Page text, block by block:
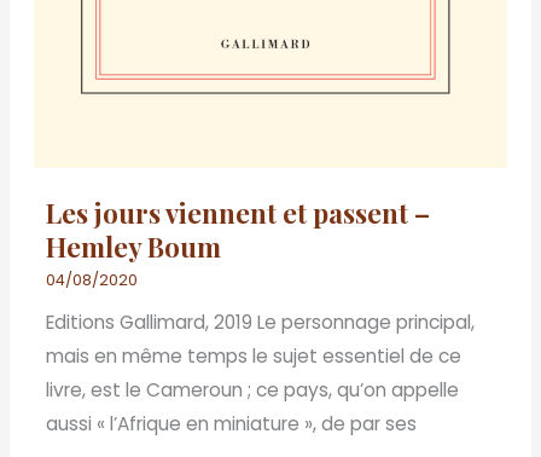
Les jours viennent et passent –
Hemley Boum
04/08/2020
Editions Gallimard, 2019 Le personnage principal,
mais en même temps le sujet essentiel de ce
livre, est le Cameroun ; ce pays, qu’on appelle
aussi « l’Afrique en miniature », de par ses